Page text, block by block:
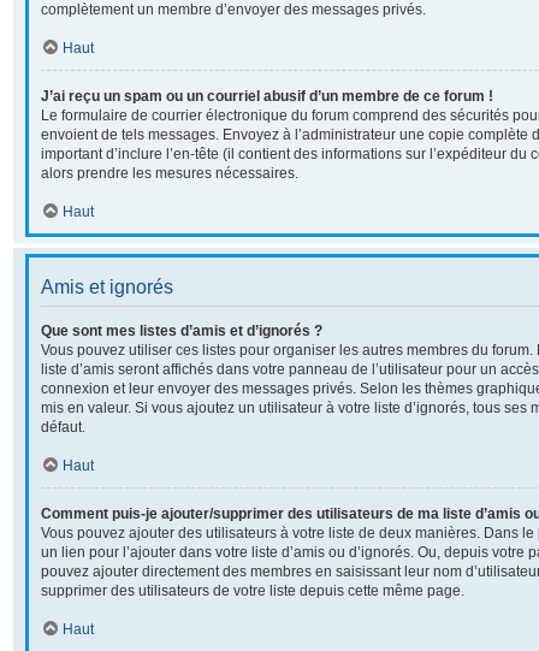
complètement un membre d’envoyer des messages privés.
Haut
J’ai reçu un spam ou un courriel abusif d’un membre de ce forum !
Le formulaire de courrier électronique du forum comprend des sécurités
envoient de tels messages. Envoyez à l’administrateur une copie complète
important d’inclure l’en-tête (il contient des informations sur l’expéditeur du
alors prendre les mesures nécessaires.
Haut
Amis et ignorés
Que sont mes listes d’amis et d’ignorés ?
Vous pouvez utiliser ces listes pour organiser les autres membres du
liste d’amis seront affichés dans votre panneau de l’utilisateur pour un
connexion et leur envoyer des messages privés. Selon les thèmes
mis en valeur. Si vous ajoutez un utilisateur à votre liste d’ignorés, tous ses
défaut.
Haut
Comment puis-je ajouter/supprimer des utilisateurs de ma liste d’amis
Vous pouvez ajouter des utilisateurs à votre liste de deux manières. Dans
un lien pour l’ajouter dans votre liste d’amis ou d’ignorés. Ou, depuis votre
pouvez ajouter directement des membres en saisissant leur nom
supprimer des utilisateurs de votre liste depuis cette même page.
Haut